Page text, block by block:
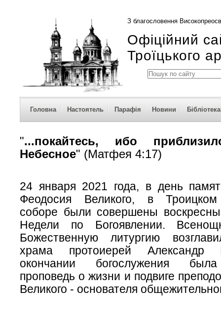
З благословення
Офіційний
Троїцького
Головна Настоятель Парафія Новини Бібліотека
"...покайтесь, ибо
Небесное" (Матфея 4:17)
24 января 2021 года, в день
Феодосия Великого, в Троицком
соборе были совершены
Недели по Богоявлении.
Божественную литургию
храма протоиерей Александр
окончании богослужения
проповедь о жизни и подвиге
Великого - основателя